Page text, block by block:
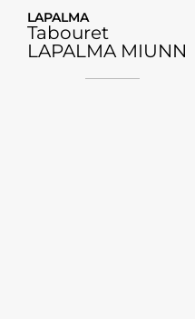
LAPALMA
Tabouret
LAPALMA MIUNN